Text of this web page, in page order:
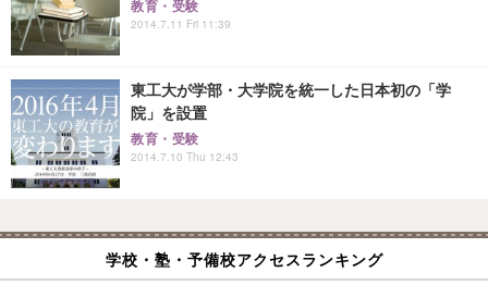
教育・受験
2014.7.11 Fri 11:39
東工大が学部・大学院を統一した日本初の「学
院」を設置
教育・受験
2014.7.10 Thu 12:43
学校・塾・予備校アクセスランキング